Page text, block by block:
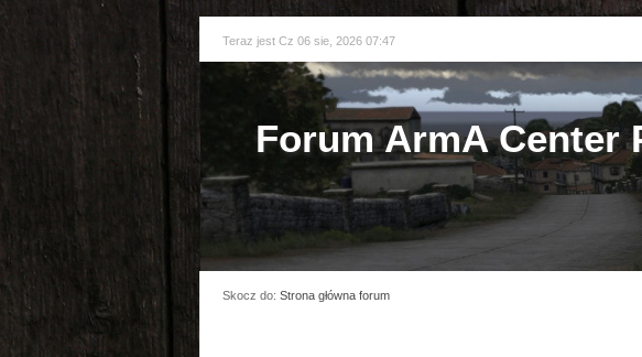
Teraz jest Cz 06 sie, 2026 07:47
Forum ArmA Center
Skocz do: Strona główna forum